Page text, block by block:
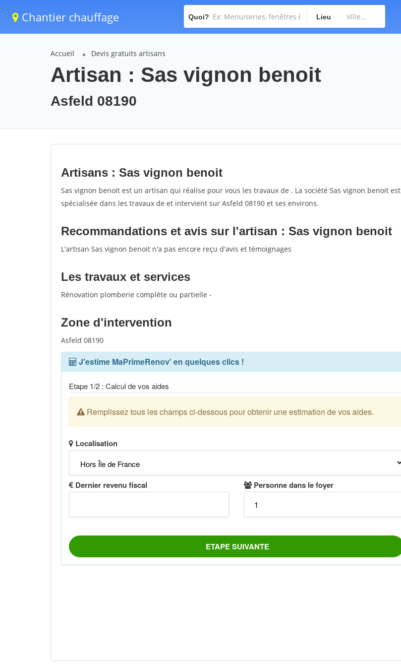
Chantier chauffage Quoi? Lieu
Accueil Devis gratuits artisans
Artisan : Sas vignon benoit
Asfeld 08190
Artisans : Sas vignon benoit
Sas vignon benoit est un artisan qui réalise pour vous les travaux de . La société Sas vignon benoit est
spécialisée dans les travaux de et intervient sur Asfeld 08190 et ses environs.
Recommandations et avis sur l'artisan : Sas vignon benoit
L'artisan Sas vignon benoit n'a pas encore reçu d'avis et témoignages
Les travaux et services
Rénovation plomberie complète ou partielle -
Zone d'intervention
Asfeld 08190